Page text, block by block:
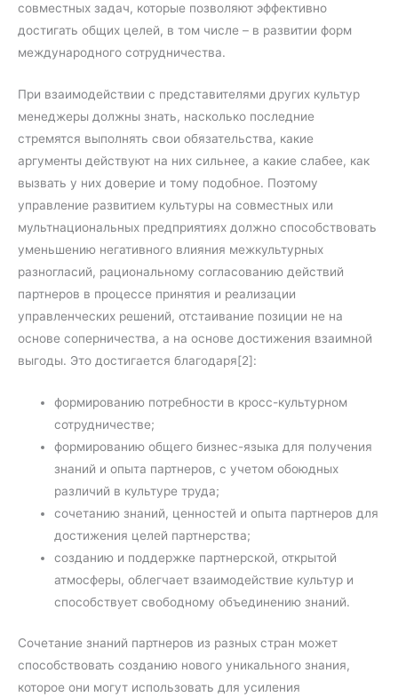
совместных задач, которые позволяют эффективно
достигать общих целей, в том числе – в развитии форм
международного сотрудничества.
При взаимодействии с представителями других культур
менеджеры должны знать, насколько последние
стремятся выполнять свои обязательства, какие
аргументы действуют на них сильнее, а какие слабее, как
вызвать у них доверие и тому подобное. Поэтому
управление развитием культуры на совместных или
мультнациональных предприятиях должно способствовать
уменьшению негативного влияния межкультурных
разногласий, рациональному согласованию действий
партнеров в процессе принятия и реализации
управленческих решений, отстаивание позиции не на
основе соперничества, а на основе достижения взаимной
выгоды. Это достигается благодаря[2]:
формированию потребности в кросс-культурном
сотрудничестве;
формированию общего бизнес-языка для получения
знаний и опыта партнеров, с учетом обоюдных
различий в культуре труда;
сочетанию знаний, ценностей и опыта партнеров для
достижения целей партнерства;
созданию и поддержке партнерской, открытой
атмосферы, облегчает взаимодействие культур и
способствует свободному объединению знаний.
Сочетание знаний партнеров из разных стран может
способствовать созданию нового уникального знания,
которое они могут использовать для усиления